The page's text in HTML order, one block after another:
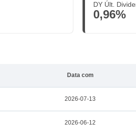
DY Últ.
0,96%
Data com
2026-07-13
2026-06-12